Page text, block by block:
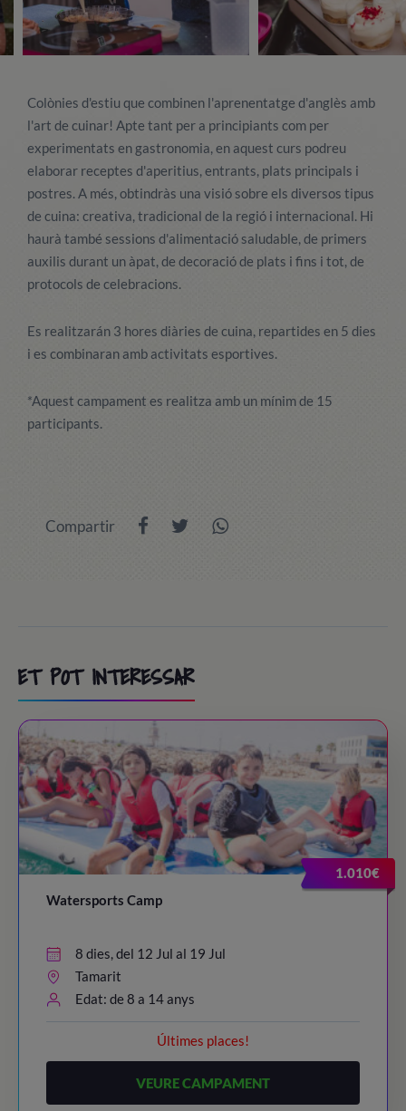
Colònies d'estiu que combinen l'aprenentatge d'anglès amb
l'art de cuinar! Apte tant per a principiants com per
experimentats en gastronomia, en aquest curs podreu
elaborar receptes d'aperitius, entrants, plats principals i
postres. A més, obtindràs una visió sobre els diversos tipus
de cuina: creativa, tradicional de la regió i internacional. Hi
haurà també sessions d'alimentació saludable, de primers
auxilis durant un àpat, de decoració de plats i fins i tot, de
protocols de celebracions.
Es realitzarán 3 hores diàries de cuina, repartides en 5 dies
i es combinaran amb activitats esportives.
*Aquest campament es realitza amb un mínim de 15
participants.
Compartir
ET POT INTERESSAR
1.010€
Watersports Camp
8 dies, del 12 Jul al 19 Jul
Tamarit
Edat: de 8 a 14 anys
Últimes places!
VEURE CAMPAMENT